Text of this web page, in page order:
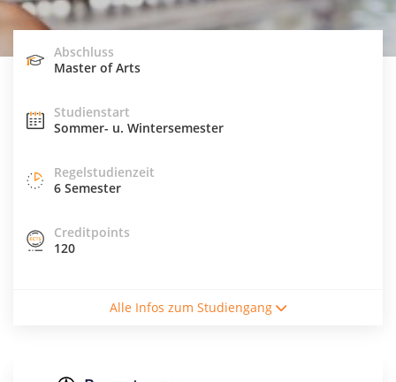
Abschluss
Master of Arts
Studienstart
Sommer- u. Wintersemester
Regelstudienzeit
6 Semester
Creditpoints
120
Alle Infos zum Studiengang